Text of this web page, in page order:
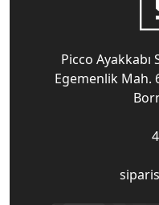
Picco Ayakkabı
Egemenlik Mah.